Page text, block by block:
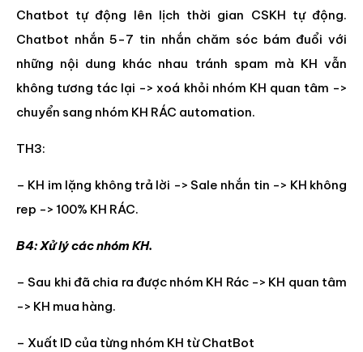
Chatbot tự động lên lịch thời gian CSKH tự động.
Chatbot nhắn 5-7 tin nhắn chăm sóc bám đuổi với
những nội dung khác nhau tránh spam mà KH vẫn
không tương tác lại -> xoá khỏi nhóm KH quan tâm ->
chuyển sang nhóm KH RÁC automation.
TH3:
– KH im lặng không trả lời -> Sale nhắn tin -> KH không
rep -> 100% KH RÁC.
B4: Xử lý các nhóm KH.
– Sau khi đã chia ra được nhóm KH Rác -> KH quan tâm
-> KH mua hàng.
– Xuất ID của từng nhóm KH từ ChatBot